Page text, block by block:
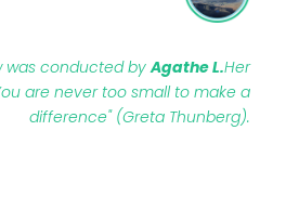
was conducted byAgathe L.Her
are never too small to make a
difference" (Greta Thunberg).